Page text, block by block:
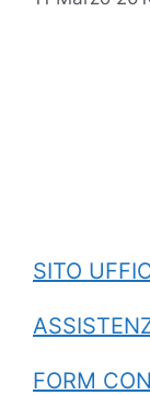
SITO
FORM